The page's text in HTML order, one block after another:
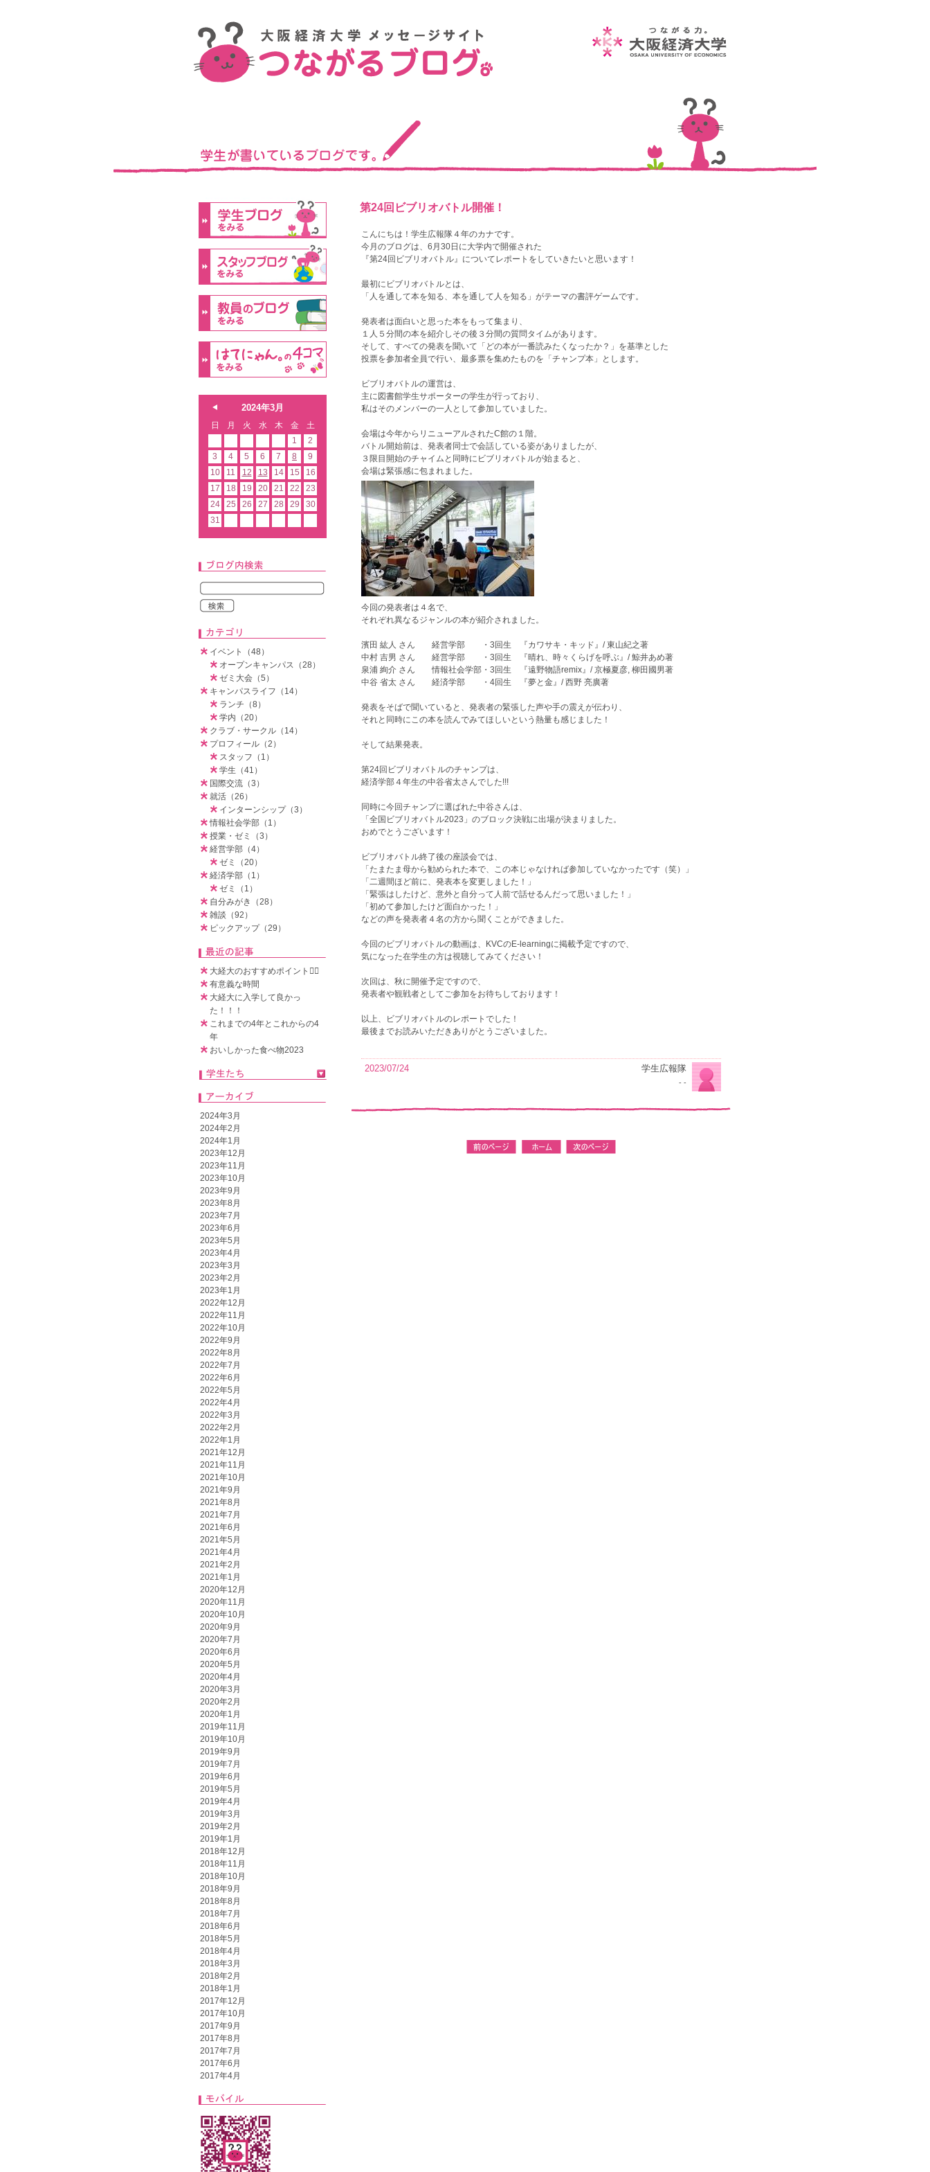
第24回ビブリオバトル開催！
こんにちは！学生広報隊４年のカナです。
今月のブログは、 6 月 30日に大学内で開催された
『第24回ビブリオバトル』についてレポートをしていきたいと思います！
最初にビブリオバトルとは、
「人を通して本を知る、本を通して人を知る」がテーマの書評ゲームです。
発表者は面白いと思った本をもって集まり、
１人５分間の本を紹介しその後３分間の質問タイムがあります。
そして、すべての発表を聞いて「どの本が一番読みたくなったか？」を基準とした
投票を参加者全員で行い、最多票を集めたものを「チャンプ本」とします。
ビブリオバトルの運営は、
主に図書館学生サポーターの学生が行っており、
私はそのメンバーの一人として参加していました。
会場は今年からリニューアルされたC館の１階。
バトル開始前は、発表者同士で会話している姿がありましたが、
３限目開始のチャイムと同時にビブリオバトルが始まると、
会場は緊張感に包まれました。
今回の発表者は４名で、
それぞれ異なるジャンルの本が紹介されました。
濱田 紘人 さん 経営学部 ・ 3 回生 『カワサキ・キッド』 /東山紀之著
中村 吉男 さん 経営学部 ・ 3 回生 『晴れ、時々くらげを呼ぶ』 /鯨井あめ著
泉浦 絢介 さん 情報社会学部・ 3 回生 『遠野物語remix』 /京極夏彦, 柳田國男著
中谷 省太 さん 経済学部 ・ 4回生 『夢と金』 /西野 亮廣著
発表をそばで聞いていると、発表者の緊張した声や手の震えが伝わり、
それと同時にこの本を読んでみてほしいという熱量も感じました！
そして結果発表。
第24回ビブリオバトルのチャンプは、
経済学部４年生の中谷省太さんでした!!!
同時に今回チャンプに選ばれた中谷さんは、
「全国ビブリオバトル2023 」のブロック決戦に出場が決まりました。
おめでとうございます！
ビブリオバトル終了後の座談会では、
「たまたま母から勧められた本で、この本じゃなければ参加していなかったです（笑）」
「二週間ほど前に、発表本を変更しました！」
「緊張はしたけど、意外と自分って人前で話せるんだって思いました！」
「初めて参加したけど面白かった！」
などの声を発表者４名の方から聞くことができました。
今回のビブリオバトルの動画は、 KVCのE-learningに掲載予定ですので、
気になった在学生の方は視聴してみてください！
次回は、秋に開催予定ですので、
発表者や観戦者としてご参加をお待ちしております！
以上、ビブリオバトルのレポートでした！
最後までお読みいただきありがとうございました。
2023/07/24 学生広報隊
- -
2024年3月
日 月 火 水 木 金
土
1
2
3
4 5 6 7 8
9
10
11 12 13 14 15
16
17
18 19 20 21 22
23
24
25 26 27 28 29
30
31
イベント（48）
オープンキャンパス（28）
ゼミ大会（5）
キャンパスライフ（14）
ランチ（8）
学内（20）
クラブ・サークル（14）
プロフィール（2）
スタッフ（1）
学生（41）
国際交流（3）
就活（26）
インターンシップ（3）
情報社会学部（1）
授業・ゼミ（3）
経営学部（4）
ゼミ（20）
経済学部（1）
ゼミ（1）
自分みがき（28）
雑談（92）
ピックアップ（29）
大経大のおすすめポイント🧚‍♀️
有意義な時間
大経大に入学して良かっ
た！！！
これまでの4年とこれからの4
年
おいしかった食べ物2023
2024年3月
2024年2月
2024年1月
2023年12月
2023年11月
2023年10月
2023年9月
2023年8月
2023年7月
2023年6月
2023年5月
2023年4月
2023年3月
2023年2月
2023年1月
2022年12月
2022年11月
2022年10月
2022年9月
2022年8月
2022年7月
2022年6月
2022年5月
2022年4月
2022年3月
2022年2月
2022年1月
2021年12月
2021年11月
2021年10月
2021年9月
2021年8月
2021年7月
2021年6月
2021年5月
2021年4月
2021年2月
2021年1月
2020年12月
2020年11月
2020年10月
2020年9月
2020年7月
2020年6月
2020年5月
2020年4月
2020年3月
2020年2月
2020年1月
2019年11月
2019年10月
2019年9月
2019年7月
2019年6月
2019年5月
2019年4月
2019年3月
2019年2月
2019年1月
2018年12月
2018年11月
2018年10月
2018年9月
2018年8月
2018年7月
2018年6月
2018年5月
2018年4月
2018年3月
2018年2月
2018年1月
2017年12月
2017年10月
2017年9月
2017年8月
2017年7月
2017年6月
2017年4月